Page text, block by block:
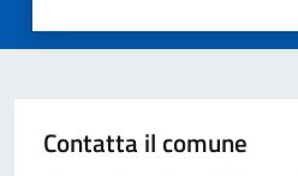
Contatta il comune